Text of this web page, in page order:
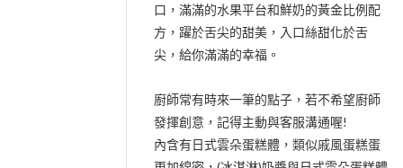
口，滿滿的水果平台和鮮奶的黃金比例配
方，躍於舌尖的甜美，入口絲甜化於舌
尖，給你滿滿的幸福。
廚師常有時來一筆的點子，若不希望廚師
發揮創意，記得主動與客服溝通喔!
內含有日式雲朵蛋糕體，類似戚風蛋糕蛋